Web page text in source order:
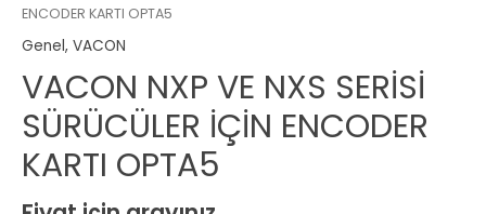
ENCODER KARTI OPTA5
Genel, VACON
VACON NXP VE NXS SERİSİ
SÜRÜCÜLER İÇİN ENCODER
KARTI OPTA5